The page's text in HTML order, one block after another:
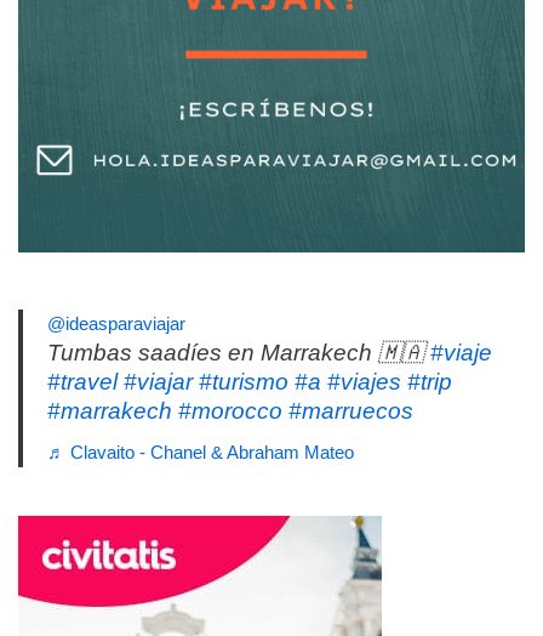
@ideasparaviajar
Tumbas saadíes en Marrakech 🇲🇦#viaje
#travel #viajar #turismo #a #viajes #trip
#marrakech #morocco #marruecos
♬ Clavaito - Chanel & Abraham Mateo